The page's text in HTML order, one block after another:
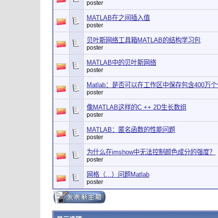
poster
MATLAB在之间插入值
poster
贝叶斯网络工具箱MATLAB的结构学习包
poster
MATLAB中的贝叶斯网络
poster
Matlab：是否可以在工作区中保存包含400万个
poster
像MATLAB这样的C ++ 2D生长数组
poster
MATLAB：匿名函数的性能问题
poster
为什么在imshow中无法控制颜色成分的强度？
poster
网格（...）问题Matlab
poster